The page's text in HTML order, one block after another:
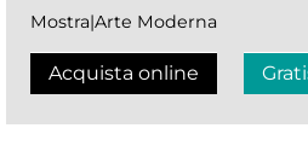
Mostra|Arte Moderna
Acquista online